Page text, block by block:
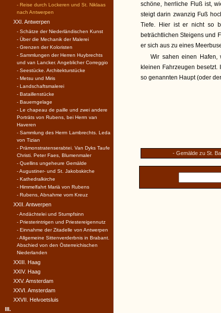
schöne, herrliche Fluß ist,
steigt darin zwanzig Fuß
Tiefe. Hier ist er nicht so
beträchtlichen Steigens und
er sich aus zu eines
Wir sahen einen Hafen,
kleinen Fahrzeugen
so genannten Haupt (oder
- Gemälde zu St.
- Reise durch Lockeren und St. Niklaas
nach Antwerpen
XXI. Antwerpen
- Schätze der Niederländischen Kunst
- Über die Mechanik der Malerei
- Grenzen der Koloristen
- Sammlungen der Herren Huybrechts
und van Lancker. Angeblicher Correggio
- Seestücke. Architekturstücke
- Metsu und Miris
- Landschaftsmalerei
- Bataillenstücke
- Bauerngelage
- Le chapeau de paille und zwei andere
Porträts von Rubens, bei Herrn van
Haveren
- Sammlung des Herrn Lambrechts. Leda
von Tizian
- Prämonstratenserabtei. Van Dyks Taufe
Christi. Peter Faes, Blumenmaler
- Quellins ungeheure Gemälde
- Augustiner- und St. Jakobskirche
- Kathedralkirche
- Himmelfahrt Mariä von Rubens
- Rubens, Abnahme vom Kreuz
XXII. Antwerpen
- Andächtelei und Stumpfsinn
- Priesterintrigen und Priestereigennutz
- Einnahme der Zitadelle von Antwerpen
- Allgemeine Sittenverderbnis in Brabant.
Abschied von den Österreichischen
Niederlanden
XXIII. Haag
XXIV. Haag
XXV. Amsterdam
XXVI. Amsterdam
XXVII. Helvoetsluis
III.